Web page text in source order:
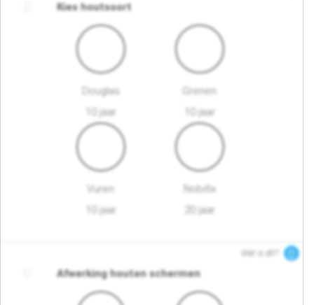
Kies houtsoort
Douglas
10 jaar
Grenen
10 jaar
Vuren
10 jaar
Nobifix
20 jaar
Wat is dit?
Afwerking houten schermen